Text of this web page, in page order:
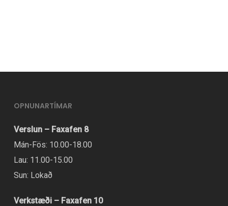
OPNUNARTÍMAR
Verslun – Faxafen 8
Mán-Fös: 10.00-18.00
Lau: 11.00-15.00
Sun: Lokað
Verkstæði – Faxafen 10